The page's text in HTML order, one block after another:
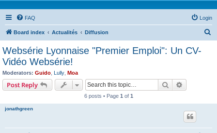
FAQ Login
Board index Actualités Diffusion
Websérie Lyonnaise "Premier Emploi": Un CV-
Vidéo Websérie!
Moderators: Guido Lully Moa
Post Reply Search
6 posts • Page 1 of 1
jonathgreen